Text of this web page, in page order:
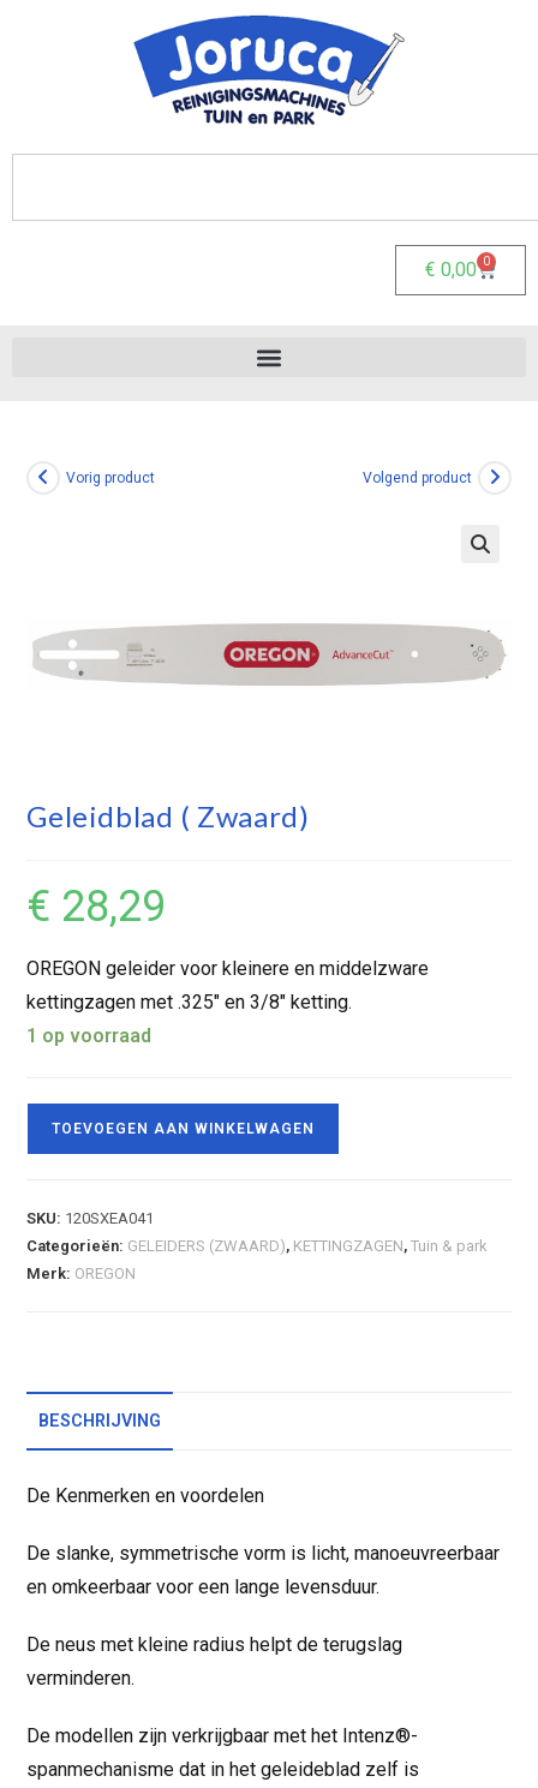
€ 0,00 0
Vorig product Volgend product
Geleidblad ( Zwaard)
€ 28,29
OREGON geleider voor kleinere en middelzware
kettingzagen met .325″ en 3/8″ ketting.
1 op voorraad
TOEVOEGEN AAN WINKELWAGEN
SKU: 120SXEA041
Categorieën: GELEIDERS (ZWAARD), KETTINGZAGEN,Tuin & park
Merk: OREGON
BESCHRIJVING
De Kenmerken en voordelen
De slanke, symmetrische vorm is licht, manoeuvreerbaar
en omkeerbaar voor een lange levensduur.
De neus met kleine radius helpt de terugslag
verminderen.
De modellen zijn verkrijgbaar met het Intenz®-
spanmechanisme dat in het geleideblad zelf is